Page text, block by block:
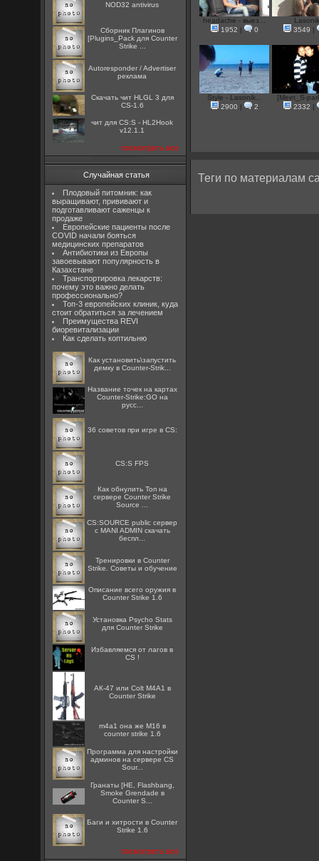
NOD32 antivirus
Сборник Плагинов
[Plugins_Pack для Counter
Strike ...
Autoresponder / Advertiser
реклама
Скачать чит HLGL 3 для
CS-1.6
чит для CS:S - HL2Hook
v12.1.1
посмотреть все
Случайная статья
Плодовый питомник: как
выращивают, прививают и
подготавливают саженцы к
продаже
Европейские пациенты после
COVID начали бояться
медицинских препаратов
Антибиотики из Европы
завоевывают популярность в
Казахстане
Транспортировка лекарств:
почему это важно делать
профессионально?
Топ-3 европейских клиник, куда
стоит обратиться за лечением
Преимущества REVI
биоревитализации
Как сделать коптильню
Как установить\запустить
демку в Counter-Strik...
Название точек на картах
Counter-Strike:GO на
русс...
36 советов при игре в CS:
CS:S FPS
Как обнулить Топ на
сервере Counter Strike
Source ...
CS:SOURCE public сервер
с MANI ADMIN скачать
беспл...
Тренировки в Counter
Strike. Советы и обучение
Описание всего оружия в
Counter Strike 1.6
Установка Psycho Stats
для Counter Strike
Избавляемся от лагов в
CS !
АК-47 или Colt M4A1 в
Counter Strike
m4a1 она же M16 в
counter strike 1.6
Программа для настройки
админов на сервере CS
Sour...
Гранаты [HE, Flashbang,
Smoke Grendade в
Counter S...
Баги и хитрости в Counter
Strike 1.6
посмотреть все
headache - выез...
1952
0
3549
Style - Lasonik...
2900
2
[Meet_S-
2332
Теги по материалам